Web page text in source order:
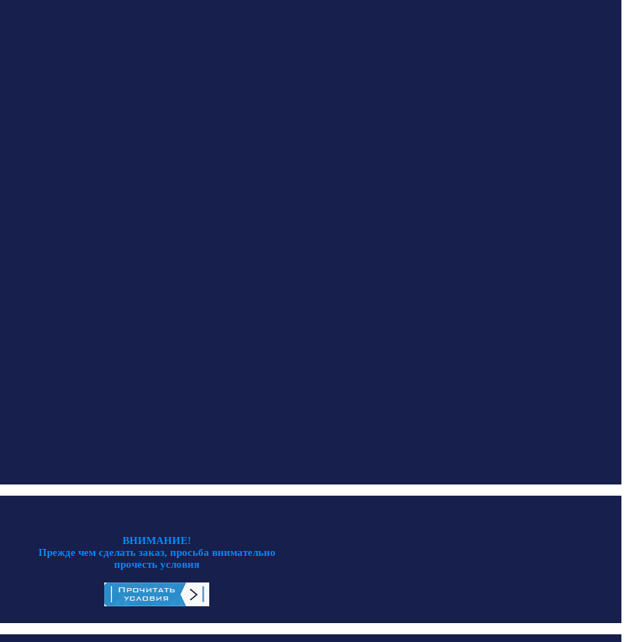
ВНИМАНИЕ!
Прежде чем сделать заказ, просьба внимательно
прочесть условия